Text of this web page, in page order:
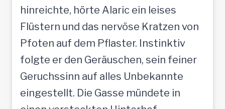
hinreichte, hörte Alaric ein leises
Flüstern und das nervöse Kratzen von
Pfoten auf dem Pflaster. Instinktiv
folgte er den Geräuschen, sein feiner
Geruchssinn auf alles Unbekannte
eingestellt. Die Gasse mündete in